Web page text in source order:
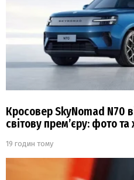
Кросовер SkyNomad N70
світову прем’єру: фото
19 годин тому